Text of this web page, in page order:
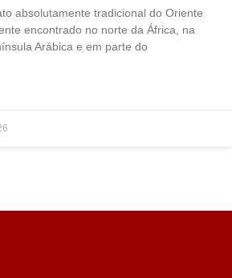
absolutamente tradicional do Oriente
encontrado no norte da África, na
Arábica e em parte do